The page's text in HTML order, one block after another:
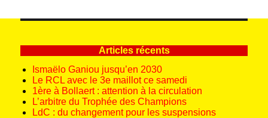
Articles récents
Ismaëlo Ganiou jusqu’en 2030
Le RCL avec le 3e maillot ce samedi
1ère à Bollaert : attention à la circulation
L’arbitre du Trophée des Champions
LdC : du changement pour les suspensions